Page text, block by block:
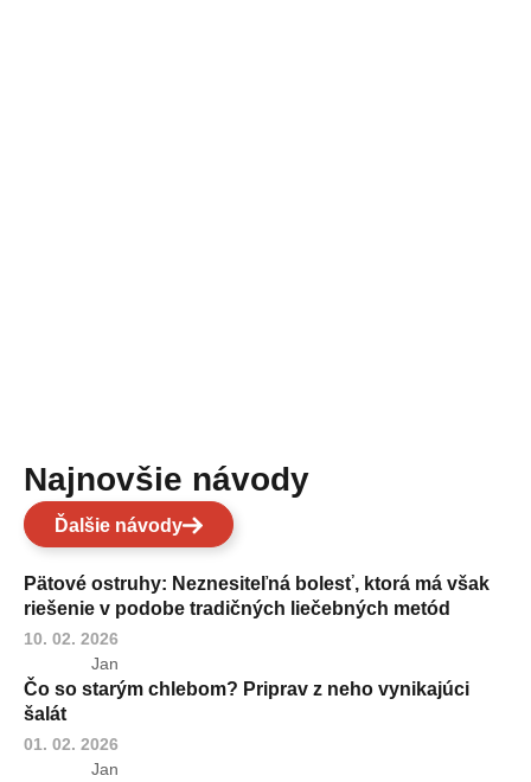
Najnovšie návody
Ďalšie návody
Pätové ostruhy: Neznesiteľná bolesť, ktorá má však
riešenie v podobe tradičných liečebných metód
10. 02. 2026
Jan
Čo so starým chlebom? Priprav z neho vynikajúci
šalát
01. 02. 2026
Jan